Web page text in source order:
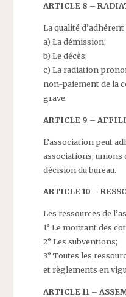
ARTICLE 8 –
La qualité
a) La démission;
b) Le décès;
c) La radiation
non-paiement de la
grave.
ARTICLE 9 –
L’association peut
associations, unions
décision du bureau.
ARTICLE 10 –
Les ressources de
1° Le montant des
2° Les subventions;
3° Toutes les
et règlements en
ARTICLE 11 –